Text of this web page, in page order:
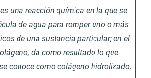
una reacción química en la que se
de agua para romper uno o más
de una sustancia particular; en el
da como resultado lo que
conoce como colágeno hidrolizado.